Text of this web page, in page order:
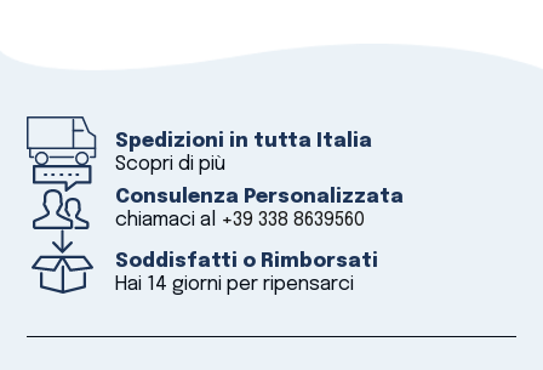
Spedizioni in tutta Italia
Scopri di più
Consulenza Personalizzata
chiamaci al +39 338 8639560
Soddisfatti o Rimborsati
Hai 14 giorni per ripensarci